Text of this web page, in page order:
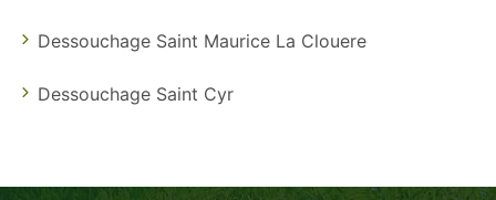
Dessouchage Saint Maurice La Clouere
Dessouchage Saint Cyr